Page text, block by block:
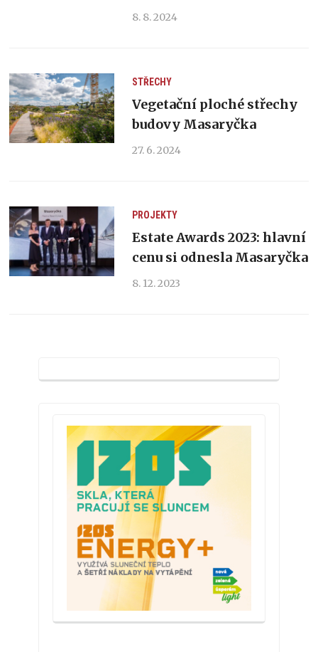
8. 8. 2024
STŘECHY
Vegetační ploché střechy
budovy Masaryčka
27. 6. 2024
PROJEKTY
Estate Awards 2023: hlavní
cenu si odnesla Masaryčka
8. 12. 2023